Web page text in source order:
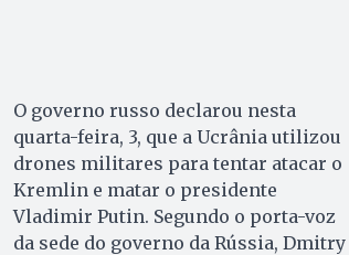
O governo russo declarou nesta
quarta-feira, 3, que a Ucrânia utilizou
drones militares para tentar atacar o
Kremlin e matar o presidente
Vladimir Putin. Segundo o porta-voz
da sede do governo da Rússia, Dmitry